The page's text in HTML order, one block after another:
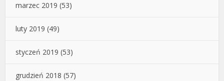
marzec 2019 (53)
luty 2019 (49)
styczeń 2019 (53)
grudzień 2018 (57)